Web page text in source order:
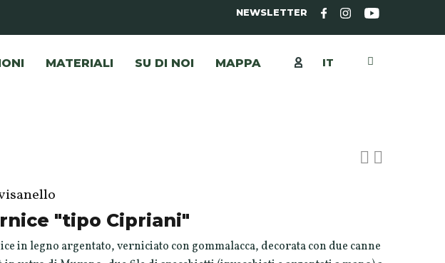
NEWSLETTER
MATERIALI SU DI NOI MAPPA IT
"tipo Cipriani"
in legno argentato, verniciato con gommalacca, decorata con due canne